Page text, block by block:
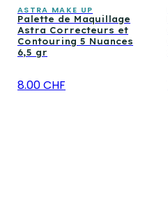
ASTRA MAKE UP
Palette de Maquillage
Astra Correcteurs et
Contouring 5 Nuances
6,5 gr
8.00 CHF